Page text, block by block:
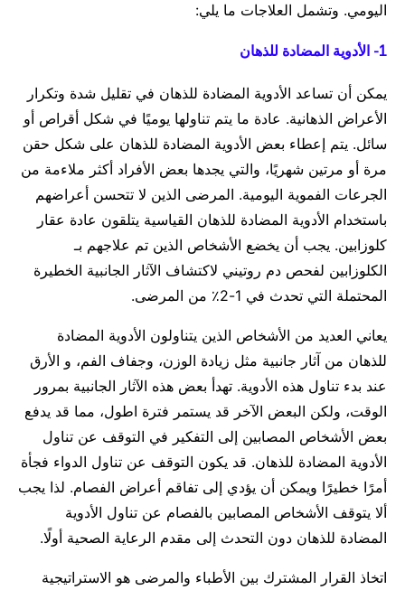
اليومي. وتشمل العلاجات ما يلي:
1- الأدوية المضادة للذهان
يمكن أن تساعد الأدوية المضادة للذهان في تقليل شدة وتكرار
الأعراض الذهانية. عادة ما يتم تناولها يوميًا في شكل أقراص أو
سائل. يتم إعطاء بعض الأدوية المضادة للذهان على شكل حقن
مرة أو مرتين شهريًا، والتي يجدها بعض الأفراد أكثر ملاءمة من
الجرعات الفموية اليومية. المرضى الذين لا تتحسن أعراضهم
باستخدام الأدوية المضادة للذهان القياسية يتلقون عادة عقار
كلوزابين. يجب أن يخضع الأشخاص الذين تم علاجهم بـ
الكلوزابين لفحص دم روتيني لاكتشاف الآثار الجانبية الخطيرة
المحتملة التي تحدث في 1-2٪ من المرضى.
يعاني العديد من الأشخاص الذين يتناولون الأدوية المضادة
للذهان من آثار جانبية مثل زيادة الوزن، وجفاف الفم، و الأرق
عند بدء تناول هذه الأدوية. تهدأ بعض هذه الآثار الجانبية بمرور
الوقت، ولكن البعض الآخر قد يستمر فترة اطول، مما قد يدفع
بعض الأشخاص المصابين إلى التفكير في التوقف عن تناول
الأدوية المضادة للذهان. قد يكون التوقف عن تناول الدواء فجأة
أمرًا خطيرًا ويمكن أن يؤدي إلى تفاقم أعراض الفصام. لذا يجب
ألا يتوقف الأشخاص المصابين بالفصام عن تناول الأدوية
المضادة للذهان دون التحدث إلى مقدم الرعاية الصحية أولًا.
اتخاذ القرار المشترك بين الأطباء والمرضى هو الاستراتيجية